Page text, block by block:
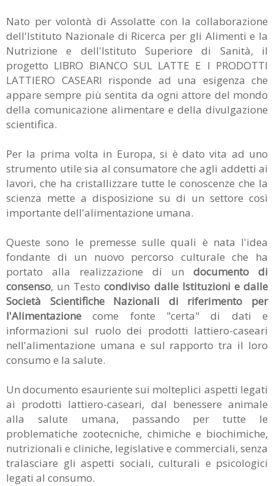
Nato per volontà di Assolatte con la collaborazione
dell'Istituto Nazionale di Ricerca per gli Alimenti e la
Nutrizione e dell'Istituto Superiore di Sanità, il
progetto LIBRO BIANCO SUL LATTE E I PRODOTTI
LATTIERO CASEARI risponde ad una esigenza che
appare sempre più sentita da ogni attore del mondo
della comunicazione alimentare e della divulgazione
scientifica.
Per la prima volta in Europa, si è dato vita ad uno
strumento utile sia al consumatore che agli addetti ai
lavori, che ha cristallizzare tutte le conoscenze che la
scienza mette a disposizione su di un settore così
importante dell'alimentazione umana.
Queste sono le premesse sulle quali è nata l'idea
fondante di un nuovo percorso culturale che ha
portato alla realizzazione di un documento di
consenso, un Testocondiviso dalle Istituzioni e dalle
Società Scientifiche Nazionali di riferimento per
l'Alimentazione come fonte "certa" di dati e
informazioni sul ruolo dei prodotti lattiero-caseari
nell'alimentazione umana e sul rapporto tra il loro
consumo e la salute.
Un documento esauriente sui molteplici aspetti legati
ai prodotti lattiero-caseari, dal benessere animale
alla salute umana, passando per tutte le
problematiche zootecniche, chimiche e biochimiche,
nutrizionali e cliniche, legislative e commerciali, senza
tralasciare gli aspetti sociali, culturali e psicologici
legati al consumo.